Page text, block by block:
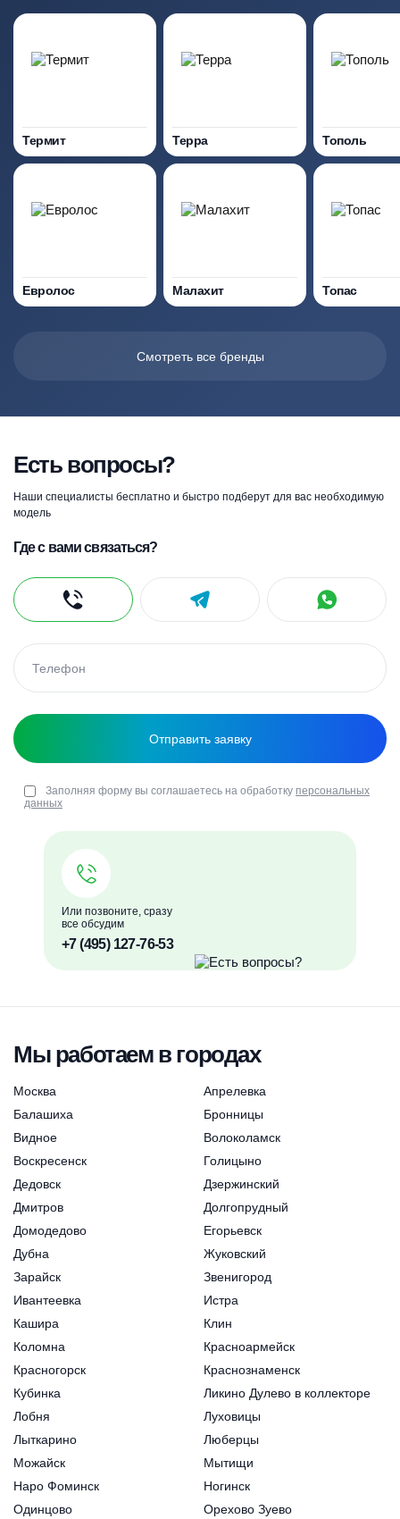
Термит Терра Тополь
Евролос Малахит Топас
Смотреть все бренды
Есть вопросы?
Наши специалисты бесплатно и быстро подберут для вас необходимую
модель
Или позвоните, сразу
все обсудим
+7 (495) 127-76-53
Где с вами связаться?
Заполняя форму вы соглашаетесь на обработку персональных
данных
Мы работаем в городах
Москва
Апрелевка
Балашиха
Бронницы
Видное
Волоколамск
Воскресенск
Голицыно
Дедовск
Дзержинский
Дмитров
Долгопрудный
Домодедово
Егорьевск
Дубна
Жуковский
Зарайск
Звенигород
Ивантеевка
Истра
Кашира
Клин
Коломна
Красноармейск
Красногорск
Краснознаменск
Кубинка
Ликино Дулево в коллекторе
Лобня
Луховицы
Лыткарино
Люберцы
Можайск
Мытищи
Наро Фоминск
Ногинск
Одинцово
Орехово Зуево